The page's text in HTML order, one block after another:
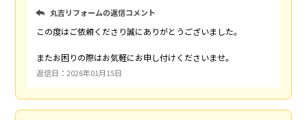
丸吉リフォームの返信コメント
この度はご依頼くださり誠にありがとうございました。
またお困りの際はお気軽にお申し付けくださいませ。
返信日：2026年01月15日